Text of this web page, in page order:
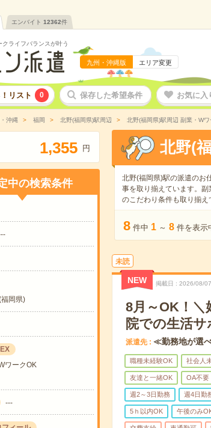
エンバイト 12362件
クライフバランスが叶う
九州・沖縄版 エリア変更
リスト 0 保存した希望条件 お気に入
沖縄 福岡 北野(福岡県)駅周辺 北野(福岡県)駅周辺 副業・W
1,355 円
中の検索条件
岡県)
ワークOK
---
北野(
北野(福岡県)駅の派遣のお
事を取り揃えています。副
のこだわり条件も取り揃え
8 件中 1 ～ 8 件を表示
未読
NEW 掲載日 2026/08/07
8月～OK！＼
院での生活サ
派遣先 ≪勤務地が選
職種未経験OK 社会人
友達と一緒OK OA不要
週2～3日勤務 週4日勤
5ｈ以内OK 午後のみ